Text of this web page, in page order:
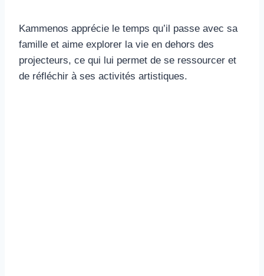
Kammenos apprécie le temps qu’il passe avec sa
famille et aime explorer la vie en dehors des
projecteurs, ce qui lui permet de se ressourcer et
de réfléchir à ses activités artistiques.